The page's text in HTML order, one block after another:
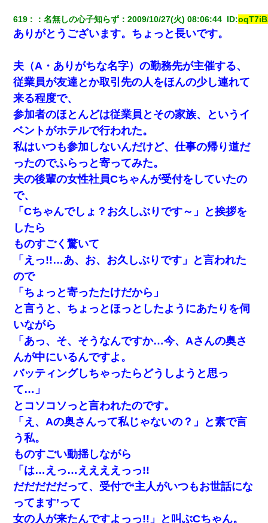
ワイ144kg彼女98kgデブカップル、1年間毎日行為しまくった結
果
三年働いてたパートを突然クビになった。しかし元職場の主要取
引先のトップが母方の叔父だったので…
彼氏の家に泊まる事になり、ゲームで盛り上がってさぁ寝よう！
と電気を消すとミシッって音が…彼「ちょっと待ってて」→勢い
よくドアを開けるとなんと…
放置子が病院送りになったらしい → 俺（二度と帰ってくるなよ…
嫁を半身不随にしやがった恨みは、正直こんなもんじゃ晴れな
い）
嫁に不倫されたから嫁と不倫相手に1000万の慰謝料請求した
嫁が弁護士を連れてきて「悪いと思うなら慰謝料を払って離婚し
ろ」→ 俺「完全に恐喝になってますね」「お前、これが詐欺だっ
て知ってる？」
今日夫の実家に泊ったんだけど、朝起きたら股間がなんかモッコ
リしてた
ずっとニートだと思ってた同居の義弟が投資で旦那より稼いでる
とか知らなかった…
【悲報】姉と入浴中に大きくなってしまった結果ｗｗｗｗｗｗｗ
ｗ
我が家のガレージに見知らぬ車。俺「もしもし、玄関にもシャッ
ターリモコンあるだろ？DOWNのボタン押してｗ」→ 待つこと１
時間弱・・・
【画像】女上司(30)「終電なくなったね…部屋くる？」ワイ「行
きます！」
昨日37歳のおばさんと行為したんだけどめちゃくちゃだった
医者「糖尿病で余命1年です」 ワイ「知らんわｗどうせ死ぬなら
619 ：名無しの心子知らず ：2009/10/27(火) 08:06:44 ID:
ありがとうございます。ちょっと長いです。
夫（A・ありがちな名字）の勤務先が主催する、
従業員が友達とか取引先の人をほんの少し連れて
来る程度で、
参加者のほとんどは従業員とその家族、というイ
ベントがホテルで行われた。
私はいつも参加しないんだけど、仕事の帰り道だ
ったのでふらっと寄ってみた。
夫の後輩の女性社員Cちゃんが受付をしていたの
で、
「Cちゃんでしょ？お久しぶりです～」と挨拶を
したら
ものすごく驚いて
「えっ!!…あ、お、お久しぶりです」と言われた
ので
「ちょっと寄ったたけだから」
と言うと、ちょっとほっとしたようにあたりを伺
いながら
「あっ、そ、そうなんですか…今、Aさんの奥さ
んが中にいるんですよ。
バッティングしちゃったらどうしようと思っ
て…」
とコソコソっと言われたのです。
「え、Aの奥さんって私じゃないの？」と素で言
う私。
ものすごい動揺しながら
「は…えっ…ええええっっ!!
だだだだだって、受付で‘主人がいつもお世話にな
ってます’って
女の人が来たんですよっっ!!」と叫ぶCちゃん。